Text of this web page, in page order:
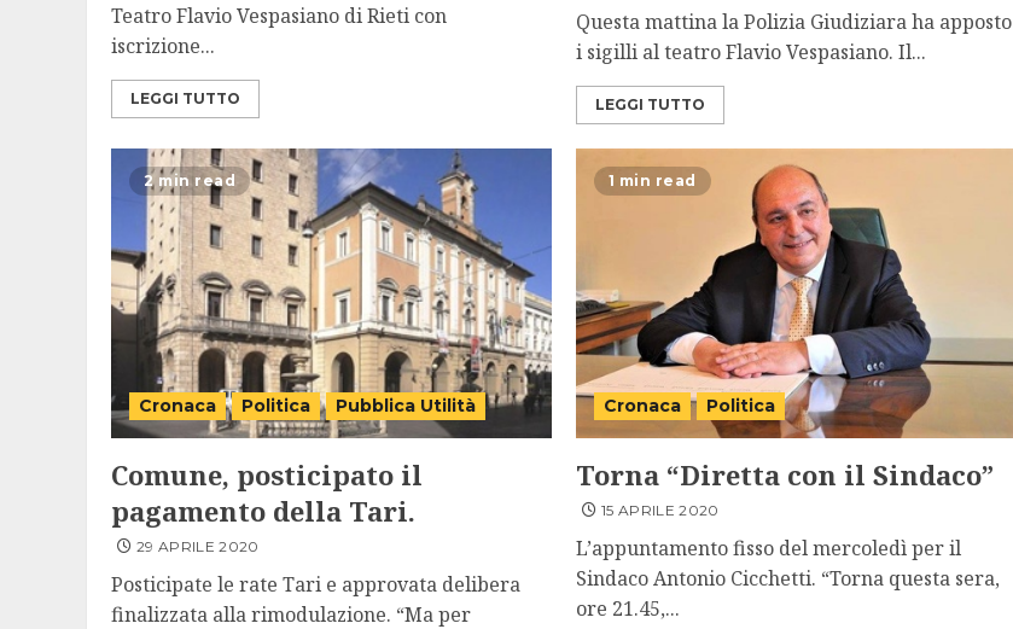
Teatro Flavio Vespasiano di Rieti con
iscrizione...
LEGGI TUTTO
Questa mattina la Polizia Giudiziara ha apposto
i sigilli al teatro Flavio Vespasiano. Il...
LEGGI TUTTO
2 min read
Cronaca Politica Pubblica Utilità
Comune, posticipato il
pagamento della Tari.
29 APRILE 2020
Posticipate le rate Tari e approvata delibera
finalizzata alla rimodulazione. “Ma per
1 min read
Cronaca Politica
Torna “Diretta con il Sindaco”
15 APRILE 2020
L’appuntamento fisso del mercoledì per il
Sindaco Antonio Cicchetti. “Torna questa sera,
ore 21.45,...